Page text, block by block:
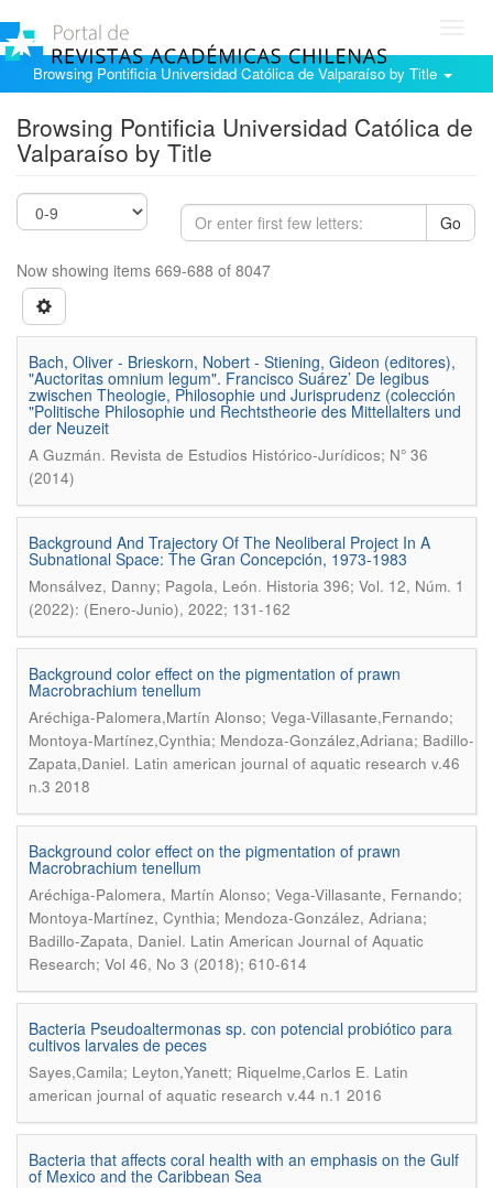
Browsing Pontificia Universidad Católica de Valparaíso by Title
Browsing Pontificia Universidad Católica de
Valparaíso by Title
Go
Now showing items 669-688 of 8047
Bach, Oliver - Brieskorn, Nobert - Stiening, Gideon (editores),
"Auctoritas omnium legum". Francisco Suárez’ De legibus
zwischen Theologie, Philosophie und Jurisprudenz (colección
"Politische Philosophie und Rechtstheorie des Mittellalters und
der Neuzeit
A Guzmán. Revista de Estudios Histórico-Jurídicos; N° 36
(2014)
Background And Trajectory Of The Neoliberal Project In A
Subnational Space: The Gran Concepción, 1973-1983
Monsálvez, Danny; Pagola, León. Historia 396; Vol. 12, Núm. 1
(2022): (Enero-Junio), 2022; 131-162
Background color effect on the pigmentation of prawn
Macrobrachium tenellum
Aréchiga-Palomera,Martín Alonso; Vega-Villasante,Fernando;
Montoya-Martínez,Cynthia; Mendoza-González,Adriana; Badillo-
Zapata,Daniel. Latin american journal of aquatic research v.46
n.3 2018
Background color effect on the pigmentation of prawn
Macrobrachium tenellum
Aréchiga-Palomera, Martín Alonso; Vega-Villasante, Fernando;
Montoya-Martínez, Cynthia; Mendoza-González, Adriana;
Badillo-Zapata, Daniel. Latin American Journal of Aquatic
Research; Vol 46, No 3 (2018); 610-614
Bacteria Pseudoaltermonas sp. con potencial probiótico para
cultivos larvales de peces
Sayes,Camila; Leyton,Yanett; Riquelme,Carlos E. Latin
american journal of aquatic research v.44 n.1 2016
Bacteria that affects coral health with an emphasis on the Gulf
of Mexico and the Caribbean Sea